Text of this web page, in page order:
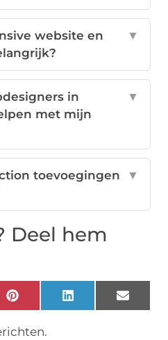
website en
▼
in
met mijn
▼
toevoegingen
▼
Deel hem
PinterestLinkedInEmail